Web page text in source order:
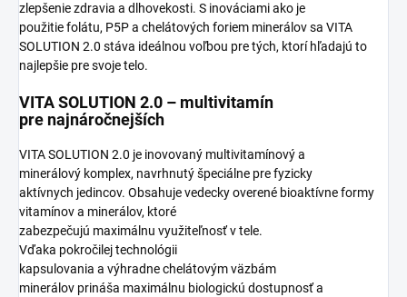
zlepšenie zdravia a dlhovekosti. S inováciami ako je
použitie folátu, P5P a chelátových foriem minerálov sa VITA
SOLUTION 2.0 stáva ideálnou voľbou pre tých, ktorí hľadajú to
najlepšie pre svoje telo.
VITA SOLUTION 2.0 – multivitamín
pre najnáročnejších
VITA SOLUTION 2.0 je inovovaný multivitamínový a
minerálový komplex, navrhnutý špeciálne pre fyzicky
aktívnych jedincov. Obsahuje vedecky overené bioaktívne formy
vitamínov a minerálov, ktoré
zabezpečujú maximálnu využiteľnosť v tele.
Vďaka pokročilej technológii
kapsulovania a výhradne chelátovým väzbám
minerálov prináša maximálnu biologickú dostupnosť a